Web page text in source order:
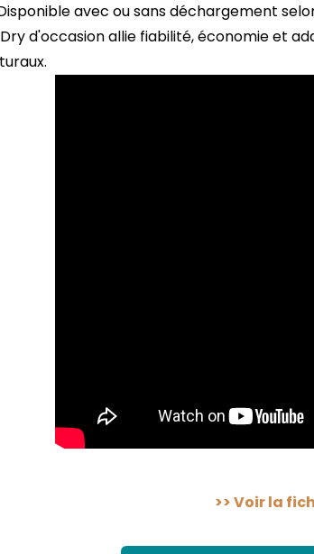
avec ou sans déchargement
d'occasion allie fiabilité, économie et
>>Voir la